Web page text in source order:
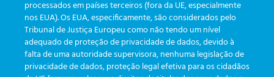
CATEGORIES
processados em países terceiros (fora da UE, especialmente
nos EUA). Os EUA, especificamente, são considerados pelo
Tribunal de Justiça Europeu como não tendo um nível
adequado de proteção de privacidade de dados, devido à
falta de uma autoridade supervisora, nenhuma legislação de
privacidade de dados, proteção legal efetiva para os cidadãos